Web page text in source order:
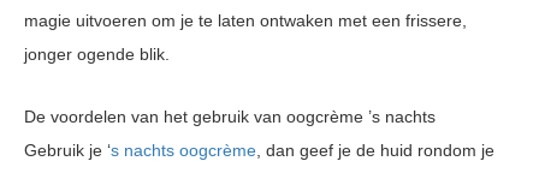
magie uitvoeren om je te laten ontwaken met een frissere,
jonger ogende blik.
De voordelen van het gebruik van oogcrème ’s nachts
Gebruik je ‘s nachts oogcrème, dan geef je de huid rondom je